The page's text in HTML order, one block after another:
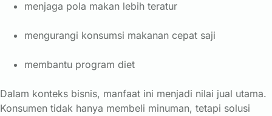
menjaga pola makan lebih teratur
mengurangi konsumsi makanan cepat saji
membantu program diet
Dalam konteks bisnis, manfaat ini menjadi nilai jual utama.
Konsumen tidak hanya membeli minuman, tetapi solusi